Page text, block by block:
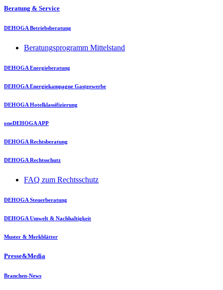
Beratung & Service
DEHOGA Betriebsberatung
Beratungsprogramm Mittelstand
DEHOGA Energieberatung
DEHOGA Energiekampagne Gastgewerbe
DEHOGA Hotelklassifizierung
oneDEHOGA APP
DEHOGA Rechtsberatung
DEHOGA Rechtsschutz
FAQ zum Rechtsschutz
DEHOGA Steuerberatung
DEHOGA Umwelt & Nachhaltigkeit
Muster & Merkblätter
Presse&Media
Branchen-News